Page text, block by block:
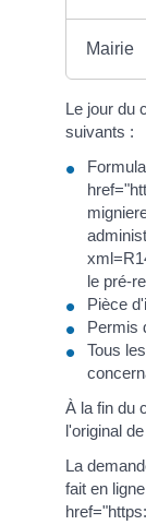
Mairie
Le jour du
suivants :
le pré-
Pièce
Permis
Tous
À la fin du
l'original
La
fait en